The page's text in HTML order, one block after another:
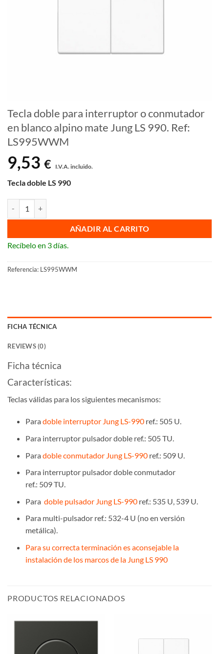
Tecla doble para interruptor o conmutador
en blanco alpino mate Jung LS 990. Ref:
LS995WWM
9,53 € I.V.A. incluido.
Tecla doble LS 990
AÑADIR AL CARRITO
Recíbelo en 3 días.
Referencia: LS995WWM
FICHA TÉCNICA
REVIEWS (0)
Ficha técnica
Características:
Teclas válidas para los siguientes mecanismos:
Para doble interruptor Jung LS-990ref.: 505 U.
Para interruptor pulsador doble ref.: 505 TU.
Para doble conmutador Jung LS-990ref.: 509 U.
Para interruptor pulsador doble conmutador
ref.: 509 TU.
Para doble pulsador Jung LS-990 ref.: 535 U, 539 U.
Para multi-pulsador ref.: 532-4 U (no en versión
metálica).
Para su correcta terminación es aconsejable la
instalación de los marcos de la Jung LS 990
PRODUCTOS RELACIONADOS